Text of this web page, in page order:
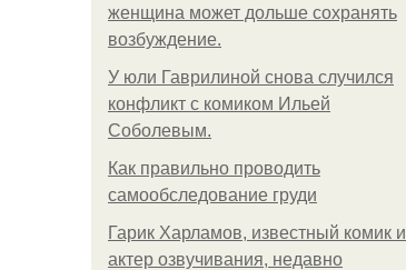
женщина может дольше сохранять
возбуждение.
У юли Гаврилиной снова случился
конфликт с комиком Ильей
Соболевым.
Как правильно проводить
самообследование груди
Гарик Харламов, известный комик и
актер озвучивания, недавно